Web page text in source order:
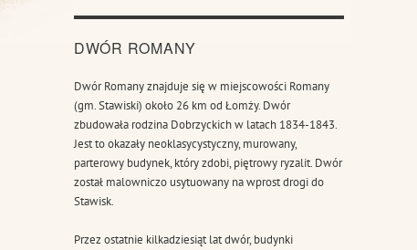
DWÓR ROMANY
Dwór Romany znajduje się w miejscowości Romany
(gm. Stawiski) około 26 km od Łomży. Dwór
zbudowała rodzina Dobrzyckich w latach 1834-1843.
Jest to okazały neoklasycystyczny, murowany,
parterowy budynek, który zdobi, piętrowy ryzalit. Dwór
został malowniczo usytuowany na wprost drogi do
Stawisk.
Przez ostatnie kilkadziesiąt lat dwór, budynki